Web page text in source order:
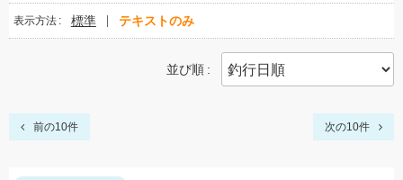
表示方法 標準 テキストのみ
並び順
前の10件 次の10件